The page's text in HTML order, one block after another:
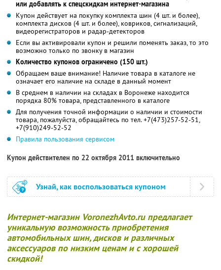
или добавлять к спецскидкам интернет-магазина
Купон действует на покупку комплекта шин (4 шт. и более),
комплекта дисков (4 шт. и более), ковриков, сигнализаций,
видеорегистраторов и радар-детекторов
Если вы активировали купон и решили поменять заказ, то это
возможно только по звонку в магазин
Количество купонов ограничено (150 шт.)
Обращаем ваше внимание! Наличие товара в каталоге не
означает его наличие на складе в данный момент
В среднем в наличии на складах в Воронеже находится
порядка 80% товара, представленного в каталоге
Для получения точной информации о наличии и стоимости
товара, пожалуйста, обращайтесь по тел. +7(473)257-52-51,
+7(910)249-52-52
Правила пользования сервисом
Купон действителен по 22 октября 2011 включительно
Узнай, как воспользоваться купоном
Интернет-магазин VoronezhAvto.ru предлагает
уникальную возможность приобретения
автомобильных шин, дисков и различных
аксессуаров по низким ценам и с хорошей
скидкой!